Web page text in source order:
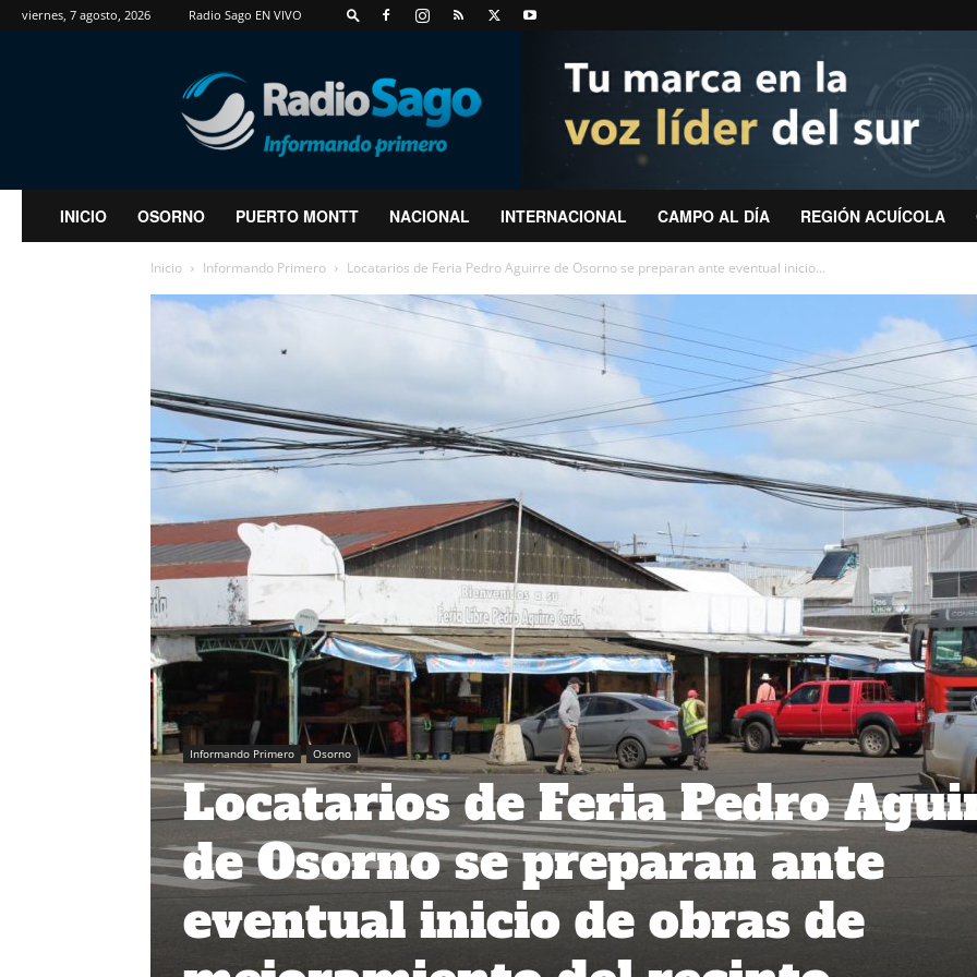
viernes, 7 agosto, 2026 Radio Sago EN VIVO
RadioSago
INICIO OSORNO PUERTO MONTT NACIONAL INTERNACIONAL CAMPO AL DÍA REGIÓN ACUÍCOLA
Inicio Informando Primero Locatarios de Feria Pedro Aguirre de Osorno se preparan ante eventual inicio...
Informando Primero Osorno
Locatarios de Feria Pedro
de Osorno se preparan ante
eventual inicio de obras de